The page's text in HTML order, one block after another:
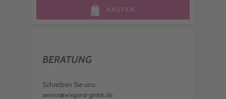
KAUFEN
BERATUNG
Schreiben Sie uns:
service@wiegand-gmbh.de